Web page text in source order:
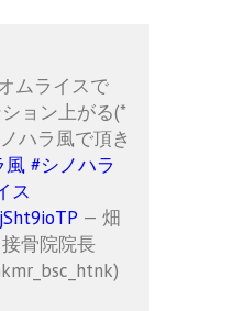
ムライスで
ョン上がる(*
ハラ風で頂き
風 #シノハラ
ス
— 畑
骨院院長